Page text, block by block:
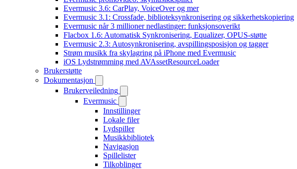
Evermusic 3.6: CarPlay, VoiceOver og mer
Evermusic 3.1: Crossfade, biblioteksynkronisering og sikkerhetskopiering
Evermusic når 3 millioner nedlastinger: funksjonsoverikt
Flacbox 1.6: Automatisk Synkronisering, Equalizer, OPUS-støtte
Evermusic 2.3: Autosynkronisering, avspillingsposisjon og tagger
Strøm musikk fra skylagring på iPhone med Evermusic
iOS Lydstrømming med AVAssetResourceLoader
Brukerstøtte
Dokumentasjon
Brukerveiledning
Evermusic
Innstillinger
Lokale filer
Lydspiller
Musikkbibliotek
Navigasjon
Spillelister
Tilkoblinger